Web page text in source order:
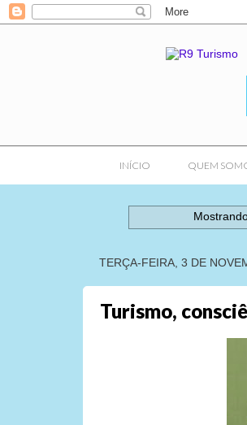
INÍCIO QUEM
TERÇA-FEIRA, 3 DE
Turismo,